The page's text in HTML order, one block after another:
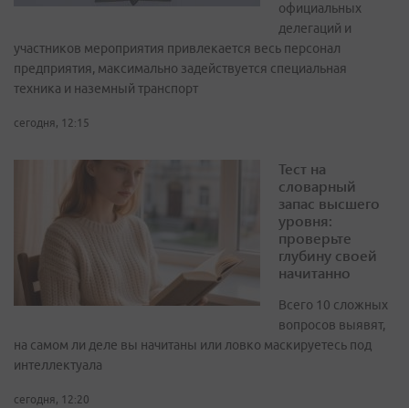
официальных
делегаций и
участников мероприятия привлекается весь персонал
предприятия, максимально задействуется специальная
техника и наземный транспорт
сегодня, 12:15
Тест на
словарный
запас высшего
уровня:
проверьте
глубину своей
начитанно
Всего 10 сложных
вопросов выявят,
на самом ли деле вы начитаны или ловко маскируетесь под
интеллектуала
сегодня, 12:20